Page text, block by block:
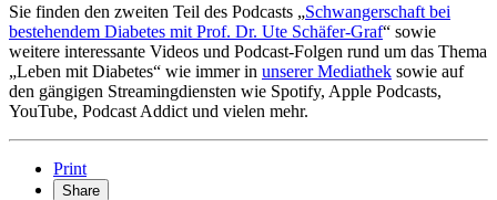
Sie finden den zweiten Teil des Podcasts „Schwangerschaft bei
bestehendem Diabetes mit Prof. Dr. Ute Schäfer-Graf“ sowie
weitere interessante Videos und Podcast-Folgen rund um das Thema
„Leben mit Diabetes“ wie immer in unserer Mediathek sowie auf
den gängigen Streamingdiensten wie Spotify, Apple Podcasts,
YouTube, Podcast Addict und vielen mehr.
Print
Share